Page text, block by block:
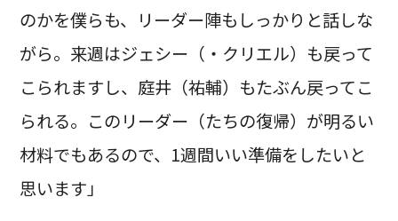
のかを僕らも、リーダー陣もしっかりと話しな
がら。来週はジェシー（・クリエル）も戻って
こられますし、庭井（祐輔）もたぶん戻ってこ
られる。このリーダー（たちの復帰）が明るい
材料でもあるので、1週間いい準備をしたいと
思います」